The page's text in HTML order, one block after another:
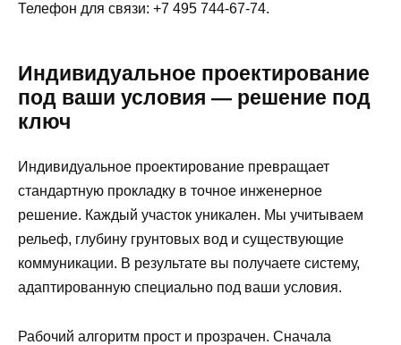
Телефон для связи: +7 495 744-67-74.
Индивидуальное проектирование
под ваши условия — решение под
ключ
Индивидуальное проектирование превращает
стандартную прокладку в точное инженерное
решение. Каждый участок уникален. Мы учитываем
рельеф, глубину грунтовых вод и существующие
коммуникации. В результате вы получаете систему,
адаптированную специально под ваши условия.
Рабочий алгоритм прост и прозрачен. Сначала